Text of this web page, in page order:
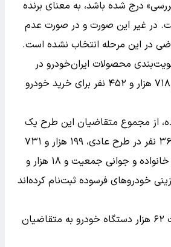
درج شده باشد، به معنای برنده
در غیر این صورت و در صورت عدم
در این مرحله انتخاب نشده است.
محصولات ایران‌خودرو در
مجموع یک میلیون و ۷۱۸ هزار و ۴۵۲ نفر برای خرید خودرو
از مجموع متقاضیان این طرح یک
میلیون و ۵۰۰ هزار و ۳۶۱ نفر در طرح عادی، ۱۹۹ هزار و ۷۳۱
نفر در طرح حمایت از خانواده و جوانی جمعیت و ۱۸ هزار و
در این مرحله قرار است ۶۲ هزار دستگاه خودرو به متقاضیان